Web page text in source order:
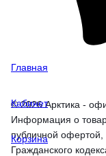
© 2026 Арктика -
Информация о
публичной
Гражданского
Главная
Кабинет
Корзина